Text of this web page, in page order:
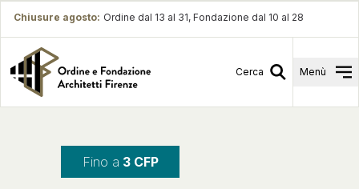
Chiusure agosto: Ordine dal 13 al 31, Fondazione dal 10 al 28
Cerca Menù
Fino a 3 CFP